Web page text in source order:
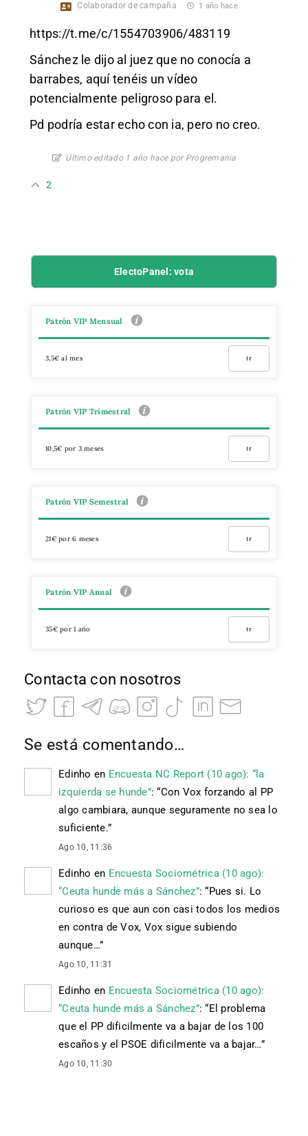
Colaborador de campaña 1 año hace
https://t.me/c/1554703906/483119
Sánchez le dijo al juez que no conocía a
barrabes, aquí tenéis un vídeo
potencialmente peligroso para el.
Pd podría estar echo con ia, pero no creo.
Último editado 1 año hace por Progremania
2
ElectoPanel: vota
Patrón VIP Mensual
3,5€ al mes Ir
Patrón VIP Trimestral
10,5€ por 3 meses Ir
Patrón VIP Semestral
21€ por 6 meses Ir
Patrón VIP Anual
35€ por 1 año Ir
Contacta con nosotros
Se está comentando…
Edinho en Encuesta NC Report (10 ago): “la
izquierda se hunde”: “Con Vox forzando al PP
algo cambiara, aunque seguramente no sea lo
suficiente.”
Ago 10, 11:36
Edinho en Encuesta Sociométrica (10 ago):
“Ceuta hunde más a Sánchez”: “Pues si. Lo
curioso es que aun con casi todos los medios
en contra de Vox, Vox sigue subiendo
aunque…”
Ago 10, 11:31
Edinho en Encuesta Sociométrica (10 ago):
“Ceuta hunde más a Sánchez”: “El problema
que el PP dificilmente va a bajar de los 100
escaños y el PSOE dificilmente va a bajar…”
Ago 10, 11:30